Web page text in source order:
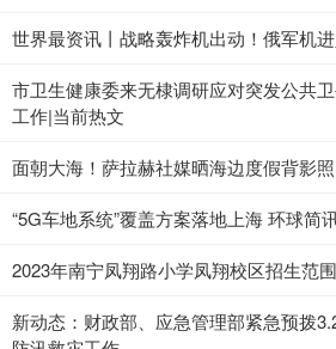
世界最资讯丨战略轰炸机出动！俄军机
市卫生健康委来无棣调研应对突发公共
工作|当前热文
面朝大海！萨拉赫社媒晒海边度假背影照
“5G车地系统”覆盖方案落地上海 环球简
2023年南宁凤翔路小学凤翔校区招生范围
新动态：财政部、应急管理部紧急预拨